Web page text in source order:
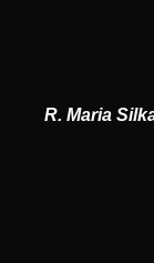
R. Maria